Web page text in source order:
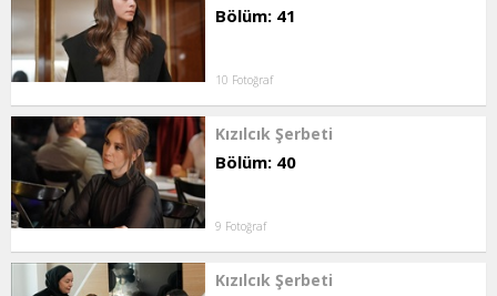
Bölüm: 41
10 Fotoğraf
Kızılcık Şerbeti
Bölüm: 40
9 Fotoğraf
Kızılcık Şerbeti